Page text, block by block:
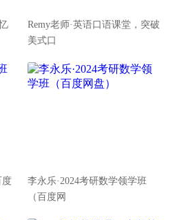
Remy老师·英语口语课堂，突破
美式口
度
李永乐·2024考研数学领学班
（百度网